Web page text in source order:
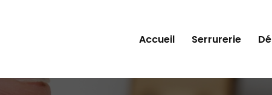
Accueil Serrurerie